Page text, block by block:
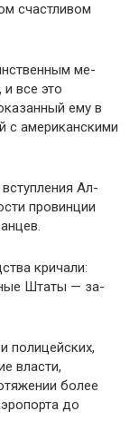
счастливом
ме­
все это
ему в
с американскими
Ал­
провинции
кричали:
Штаты — за­
полицейских,
власти,
более
до